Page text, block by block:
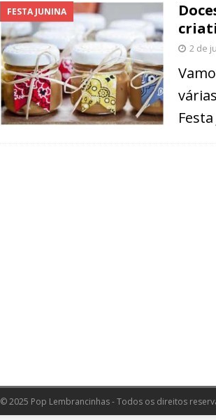
FESTA JUNINA
2 de
© 2025 Pop Lembrancinhas - Todos os direitos